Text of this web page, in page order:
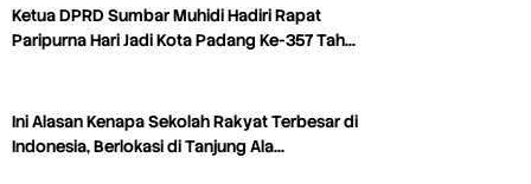
Ketua DPRD Sumbar Muhidi Hadiri Rapat
Paripurna Hari Jadi Kota Padang Ke-357 Tah…
Ini Alasan Kenapa Sekolah Rakyat Terbesar di
Indonesia, Berlokasi di Tanjung Ala…